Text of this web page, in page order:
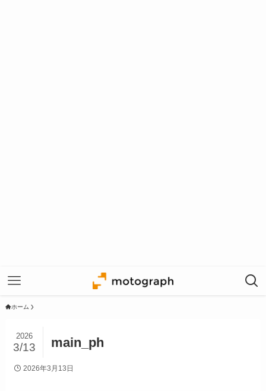
ホーム
main_ph
2026
3/13
2026年3月13日